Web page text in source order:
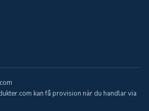
kan få provision när du handlar via